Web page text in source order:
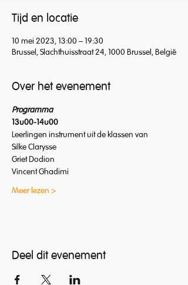
Tijd en locatie
10 mei 2023, 13:00 – 19:30
Brussel, Slachthuisstraat 24, 1000 Brussel, België
Over het evenement
Programma
13u00-14u00
Leerlingen instrument uit de klassen van
Silke Clarysse
Griet Dodion
Vincent Ghadimi
Meer lezen >
Deel dit evenement